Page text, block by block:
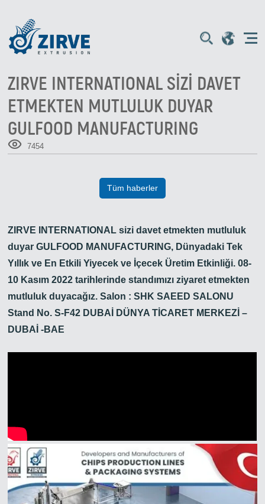
ZIRVE INTERNATIONAL SIZI DAVET
ETMEKTEN MUTLULUK DUYAR
GULFOOD MANUFACTURING
7454
Tüm haberler
ZIRVE INTERNATIONAL sizi davet etmekten mutluluk
duyar GULFOOD MANUFACTURING, Dünyadaki Tek
Yıllık ve En Etkili Yiyecek ve İçecek Üretim Etkinliği. 08-
10 Kasım 2022 tarihlerinde standımızı ziyaret etmekten
mutluluk duyacağız. Salon : SHK SAEED SALONU
Stand No. S-F42 DUBAİ DÜNYA TİCARET MERKEZİ –
DUBAİ -BAE